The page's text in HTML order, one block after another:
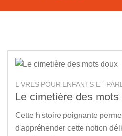
LIVRES POUR ENFANTS ET
Le cimetière des mots
Cette histoire poignante
d'appréhender cette notion